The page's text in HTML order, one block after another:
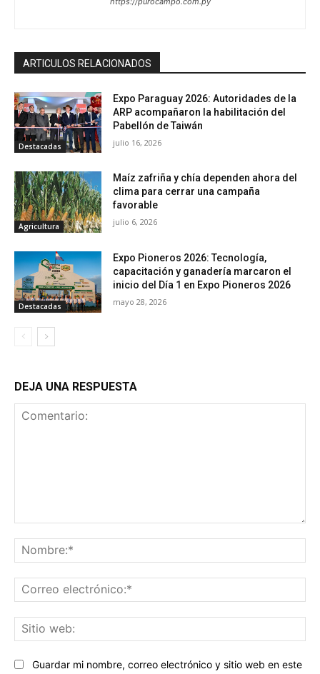
ARTICULOS RELACIONADOS
Destacadas
Expo Paraguay 2026: Autoridades de la
ARP acompañaron la habilitación del
Pabellón de Taiwán
julio 16, 2026
Agricultura
Maíz zafriña y chía dependen ahora del
clima para cerrar una campaña
favorable
julio 6, 2026
Destacadas
Expo Pioneros 2026: Tecnología,
capacitación y ganadería marcaron el
inicio del Día 1 en Expo Pioneros 2026
mayo 28, 2026
DEJA UNA RESPUESTA
Guardar mi nombre, correo electrónico y sitio web en este